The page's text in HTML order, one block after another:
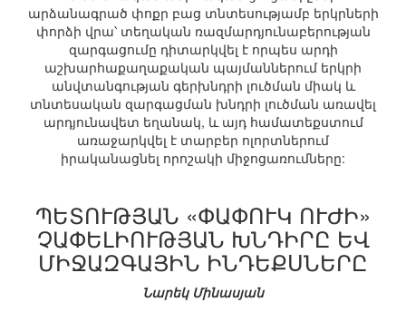
արձանագրած փոքր բաց տնտեսությամբ երկրների
փորձի վրա՝ տեղական ռազմարդյունաբերության
զարգացումը դիտարկվել է որպես արդի
աշխարհաքաղաքական պայմաններում երկրի
անվտանգության գերխնդրի լուծման միակ և
տնտեսական զարգացման խնդրի լուծման առավել
արդյունավետ եղանակ, և այդ համատեքստում
առաջարկվել է տարբեր ոլորտներում
իրականացնել որոշակի միջոցառումները:
ՊԵՏՈՒԹՅԱՆ «ՓԱՓՈՒԿ ՈՒԺԻ»
ՉԱՓԵԼԻՈՒԹՅԱՆ ԽՆԴԻՐԸ ԵՎ
ՄԻՋԱԶԳԱՅԻՆ ԻՆԴԵՔՍՆԵՐԸ
Նարեկ Մինասյան